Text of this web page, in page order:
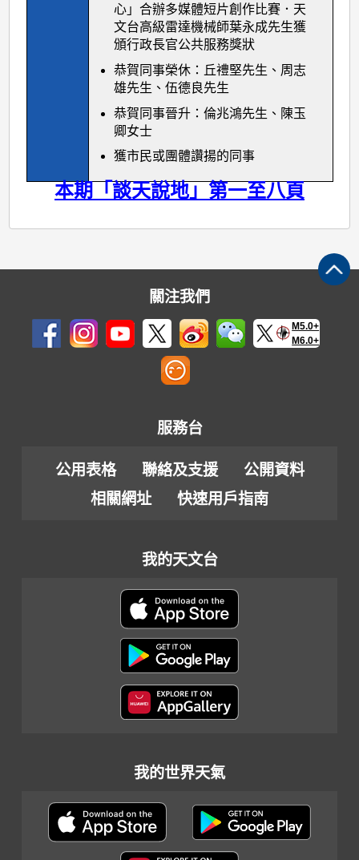
心」合辦多媒體短片創作比賽．天
文台高級雷達機械師葉永成先生獲
頒行政長官公共服務獎狀
恭賀同事榮休：丘禮堅先生、周志
雄先生、伍德良先生
恭賀同事晉升：倫兆鴻先生、陳玉
卿女士
獲市民或團體讚揚的同事
本期「談天說地」第一至八頁
關注我們
M5.0+
M6.0+
服務台
公用表格 聯絡及支援
公開資料
相關網址
快速用戶指南
我的天文台
我的世界天氣